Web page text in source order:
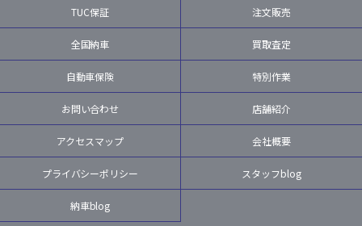
TUC保証 注文販売
全国納車 買取査定
自動車保険 特別作業
お問い合わせ 店舗紹介
アクセスマップ 会社概要
プライバシーポリシー スタッフblog
納車blog